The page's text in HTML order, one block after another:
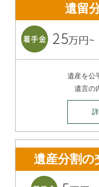
遺留
遺産を公
遺言の
遺産分割の